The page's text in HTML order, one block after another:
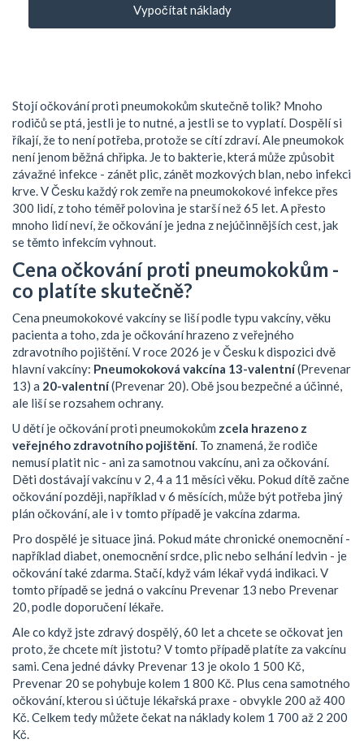
Vypočítat náklady
Stojí očkování proti pneumokokům skutečně tolik? Mnoho
rodičů se ptá, jestli je to nutné, a jestli se to vyplatí. Dospělí si
říkají, že to není potřeba, protože se cítí zdraví. Ale pneumokok
není jenom běžná chřipka. Je to bakterie, která může způsobit
závažné infekce - zánět plic, zánět mozkových blan, nebo infekci
krve. V Česku každý rok zemře na pneumokokové infekce přes
300 lidí, z toho téměř polovina je starší než 65 let. A přesto
mnoho lidí neví, že očkování je jedna z nejúčinnějších cest, jak
se těmto infekcím vyhnout.
Cena očkování proti pneumokokům -
co platíte skutečně?
Cena pneumokokové vakcíny se liší podle typu vakcíny, věku
pacienta a toho, zda je očkování hrazeno z veřejného
zdravotního pojištění. V roce 2026 je v Česku k dispozici dvě
hlavní vakcíny: Pneumokoková vakcína 13-valentní(Prevenar
13) a 20-valentní(Prevenar 20). Obě jsou bezpečné a účinné,
ale liší se rozsahem ochrany.
U dětí je očkování proti pneumokokům zcela hrazeno z
veřejného zdravotního pojištění. To znamená, že rodiče
nemusí platit nic - ani za samotnou vakcínu, ani za očkování.
Děti dostávají vakcínu v 2, 4 a 11 měsíci věku. Pokud dítě začne
očkování později, například v 6 měsících, může být potřeba jiný
plán očkování, ale i v tomto případě je vakcína zdarma.
Pro dospělé je situace jiná. Pokud máte chronické onemocnění -
například diabet, onemocnění srdce, plic nebo selhání ledvin - je
očkování také zdarma. Stačí, když vám lékař vydá indikaci. V
tomto případě se jedná o vakcínu Prevenar 13 nebo Prevenar
20, podle doporučení lékaře.
Ale co když jste zdravý dospělý, 60 let a chcete se očkovat jen
proto, že chcete mít jistotu? V tomto případě platíte za vakcínu
sami. Cena jedné dávky Prevenar 13 je okolo 1 500 Kč,
Prevenar 20 se pohybuje kolem 1 800 Kč. Plus cena samotného
očkování, kterou si účtuje lékařská praxe - obvykle 200 až 400
Kč. Celkem tedy můžete čekat na náklady kolem 1 700 až 2 200
Kč.